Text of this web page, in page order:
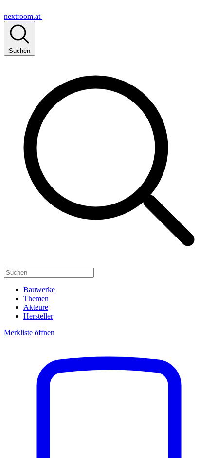
nextroom.at
Suchen
Bauwerke
Themen
Akteure
Hersteller
Merkliste öffnen